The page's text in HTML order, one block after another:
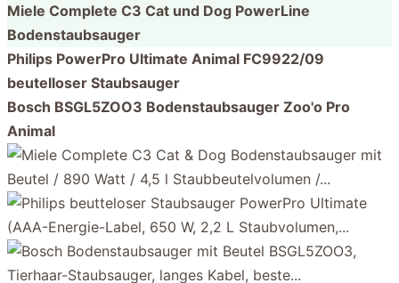
Miele Complete C3 Cat und Dog PowerLine
Bodenstaubsauger
Philips PowerPro Ultimate Animal FC9922/09
beutelloser Staubsauger
Bosch BSGL5ZOO3 Bodenstaubsauger Zoo'o Pro
Animal